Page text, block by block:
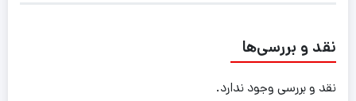
نقد و بررسی‌ها
نقد و بررسی وجود ندارد.